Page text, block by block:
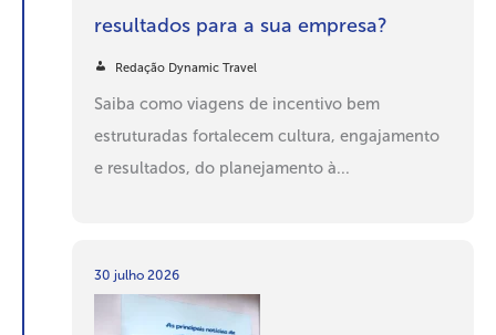
resultados para a sua empresa?
Redação Dynamic Travel
Saiba como viagens de incentivo bem
estruturadas fortalecem cultura, engajamento
e resultados, do planejamento à...
30 julho 2026